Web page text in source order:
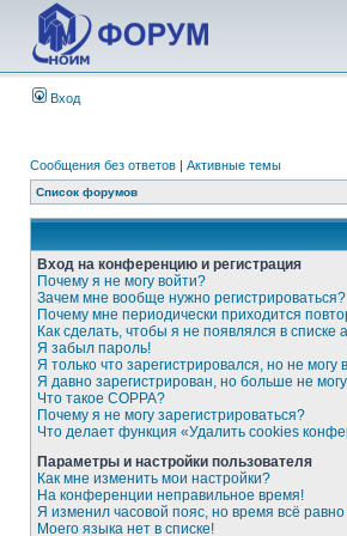
Вход
Сообщения без ответов | Активные темы
Список форумов
Вход на конференцию и регистрация
Почему я не могу войти?
Зачем мне вообще нужно регистрироваться?
Почему мне периодически приходится
Как сделать, чтобы я не появлялся в списке
Я забыл пароль!
Я только что зарегистрировался, но не могу
Я давно зарегистрирован, но больше не
Что такое COPPA?
Почему я не могу зарегистрироваться?
Что делает функция «Удалить cookies
Параметры и настройки пользователя
Как мне изменить мои настройки?
На конференции неправильное время!
Я изменил часовой пояс, но время всё
Моего языка нет в списке!